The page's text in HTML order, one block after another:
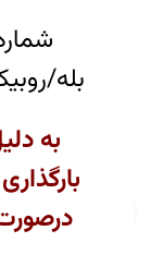
بله/
به
بزرگنمایی